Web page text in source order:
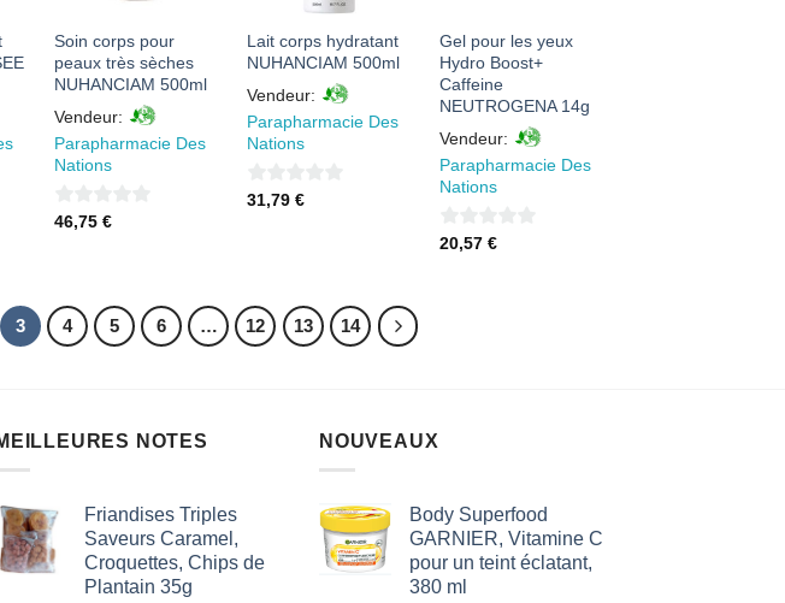
Soin corps pour
peaux très sèches
NUHANCIAM 500ml
Vendeur:
Parapharmacie Des
Nations
0
46,75 €
Lait corps hydratant
NUHANCIAM 500ml
Vendeur:
Parapharmacie Des
Nations
0
31,79 €
Gel pour les yeux
Hydro Boost+
Caffeine
NEUTROGENA 14g
Vendeur:
Parapharmacie Des
Nations
0
20,57 €
3 4 5 6 … 12 13 14
NOTES
Friandises Triples
Saveurs Caramel,
Croquettes, Chips de
Plantain 35g
NOUVEAUX
Body Superfood
GARNIER, Vitamine C
pour un teint éclatant,
380 ml